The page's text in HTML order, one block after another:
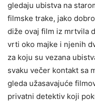
gledaju ubistva na
filmske trake, jako
diže ovaj film iz mrtvila
vrti oko majke i njenih
za koju su vezana
svaku večer kontakt sa
gleda užasavajuće
privatni detektiv koji